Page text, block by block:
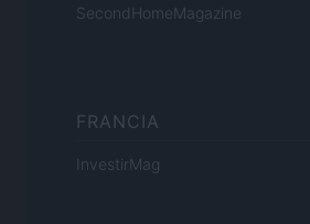
SecondHomeMagazine
FRANCIA
InvestirMag